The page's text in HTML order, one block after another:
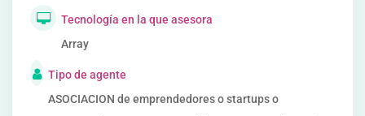
Tecnología en la que asesora
Array
Tipo de agente
ASOCIACION de emprendedores o startups o